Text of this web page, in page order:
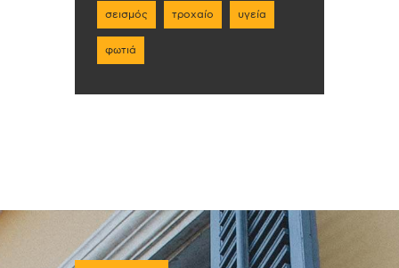
σεισμός τροχαίο υγεία
φωτιά